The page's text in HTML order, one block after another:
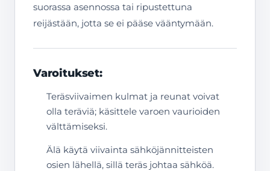
suorassa asennossa tai ripustettuna
reijästään, jotta se ei pääse vääntymään.
Varoitukset:
Teräsviivaimen kulmat ja reunat voivat
olla teräviä; käsittele varoen vaurioiden
välttämiseksi.
Älä käytä viivainta sähköjännitteisten
osien lähellä, sillä teräs johtaa sähköä.